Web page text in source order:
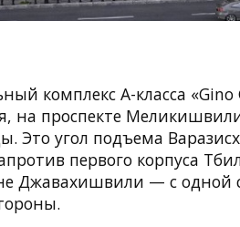
комплекс A-класса «Gino
на проспекте
Это угол подъема
первого корпуса
Джавахишвили — с одной